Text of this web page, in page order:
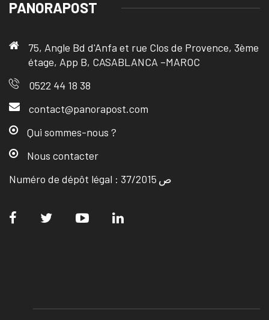
PANORAPOST
75, Angle Bd d'Anfa et rue Clos de Provence, 3ème
étage, App B, CASABLANCA –MAROC
0522 44 18 38
contact@panorapost.com
Qui sommes-nous ?
Nous contacter
Numéro de dépôt légal : ص 37/2015